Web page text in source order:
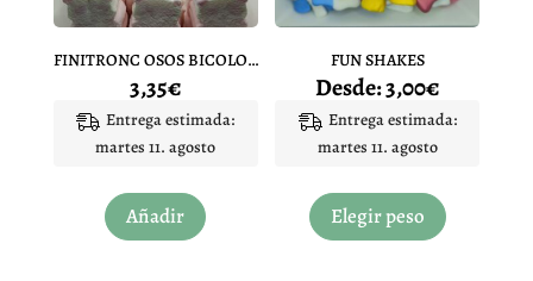
FINITRONC OSOS BICOLOR 10 UNIDADES
3,35€
Entrega estimada:
martes 11. agosto
Añadir
FUN SHAKES
Desde:3,00€
Entrega estimada:
martes 11. agosto
Elegir peso
producto